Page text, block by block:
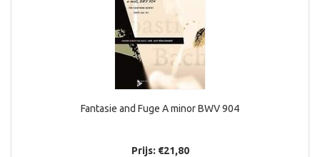
Fantasie and Fuge A minor BWV 904
Prijs: €21,80